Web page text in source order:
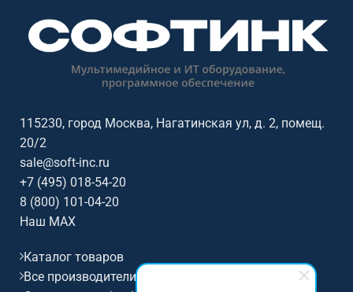
поможет подобрать
совместимое оборудование и
аудиоинсталляции. Софтинк
поможет подобрать
совместимое оборудование и
подготовить КП.
115230, город Москва, Нагатинская ул, д. 2, помещ.
20/2
sale@soft-inc.ru
+7 (495) 018-54-20
8 (800) 101-04-20
Наш MAX
Каталог товаров
Все производители